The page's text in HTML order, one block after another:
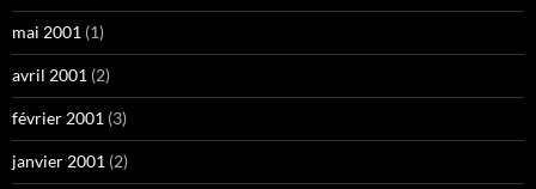
mai 2001 (1)
avril 2001 (2)
février 2001 (3)
janvier 2001 (2)